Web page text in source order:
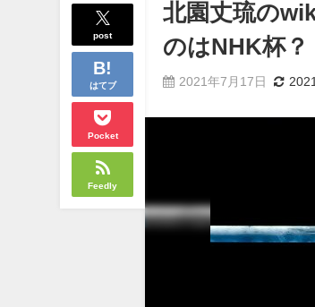
post
はてブ
Pocket
Feedly
北園丈琉の
のはNHK杯？
2021年7月17日